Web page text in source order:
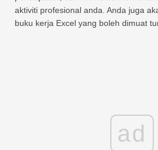
aktiviti profesional anda. Anda juga
buku kerja Excel yang boleh dimuat
ad